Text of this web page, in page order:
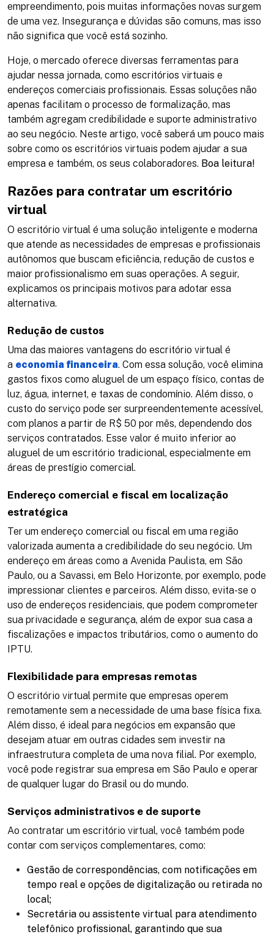
empreendimento, pois muitas informações novas surgem
de uma vez. Insegurança e dúvidas são comuns, mas isso
não significa que você está sozinho.
Hoje, o mercado oferece diversas ferramentas para
ajudar nessa jornada, como escritórios virtuais e
endereços comerciais profissionais. Essas soluções não
apenas facilitam o processo de formalização, mas
também agregam credibilidade e suporte administrativo
ao seu negócio. Neste artigo, você saberá um pouco mais
sobre como os escritórios virtuais podem ajudar a sua
empresa e também, os seus colaboradores. Boa leitura!
Razões para contratar um escritório
virtual
O escritório virtual é uma solução inteligente e moderna
que atende as necessidades de empresas e profissionais
autônomos que buscam eficiência, redução de custos e
maior profissionalismo em suas operações. A seguir,
explicamos os principais motivos para adotar essa
alternativa.
Redução de custos
Uma das maiores vantagens do escritório virtual é
a economia financeira. Com essa solução, você elimina
gastos fixos como aluguel de um espaço físico, contas de
luz, água, internet, e taxas de condomínio. Além disso, o
custo do serviço pode ser surpreendentemente acessível,
com planos a partir de R$ 50 por mês, dependendo dos
serviços contratados. Esse valor é muito inferior ao
aluguel de um escritório tradicional, especialmente em
áreas de prestígio comercial​.
Endereço comercial e fiscal em localização
estratégica
Ter um endereço comercial ou fiscal em uma região
valorizada aumenta a credibilidade do seu negócio. Um
endereço em áreas como a Avenida Paulista, em São
Paulo, ou a Savassi, em Belo Horizonte, por exemplo, pode
impressionar clientes e parceiros. Além disso, evita-se o
uso de endereços residenciais, que podem comprometer
sua privacidade e segurança, além de expor sua casa a
fiscalizações e impactos tributários, como o aumento do
IPTU​.
Flexibilidade para empresas remotas
O escritório virtual permite que empresas operem
remotamente sem a necessidade de uma base física fixa.
Além disso, é ideal para negócios em expansão que
desejam atuar em outras cidades sem investir na
infraestrutura completa de uma nova filial. Por exemplo,
você pode registrar sua empresa em São Paulo e operar
de qualquer lugar do Brasil ou do mundo​.
Serviços administrativos e de suporte
Ao contratar um escritório virtual, você também pode
contar com serviços complementares, como:
Gestão de correspondências, com notificações em
tempo real e opções de digitalização ou retirada no
local;
Secretária ou assistente virtual para atendimento
telefônico profissional, garantindo que sua